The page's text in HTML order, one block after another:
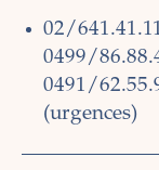
02/
0499/
0491/
(urgences)